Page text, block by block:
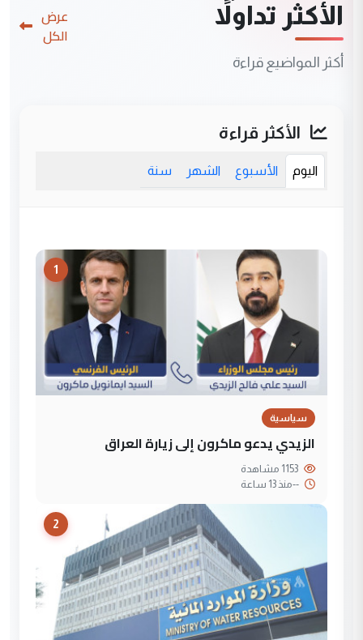
الأكثر تداولاً
أكثر المواضيع قراءة
عرض
الكل
الأكثر قراءة
اليوم الأسبوع الشهر سنة
1
سياسية
الزيدي يدعو ماكرون إلى زيارة العراق
--منذ 13 ساعة
2